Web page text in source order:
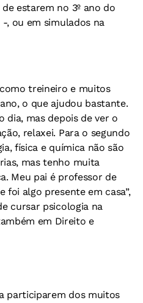
estarem no 3º ano do
, ou em simulados na
treineiro e muitos
o que ajudou bastante.
dia, mas depois de ver o
relaxei. Para o segundo
física e química não são
mas tenho muita
Meu pai é professor de
foi algo presente em casa”,
cursar psicologia na
em Direito e
participarem dos muitos